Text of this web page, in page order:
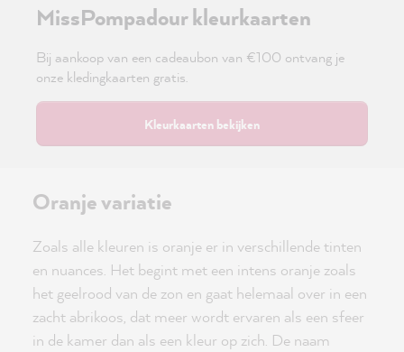
MissPompadour kleurkaarten
Bij aankoop van een cadeaubon van €100 ontvang je
onze kledingkaarten gratis.
Kleurkaarten bekijken
Oranje variatie
Zoals alle kleuren is oranje er in verschillende tinten
en nuances. Het begint met een intens oranje zoals
het geelrood van de zon en gaat helemaal over in een
zacht abrikoos, dat meer wordt ervaren als een sfeer
in de kamer dan als een kleur op zich. De naam